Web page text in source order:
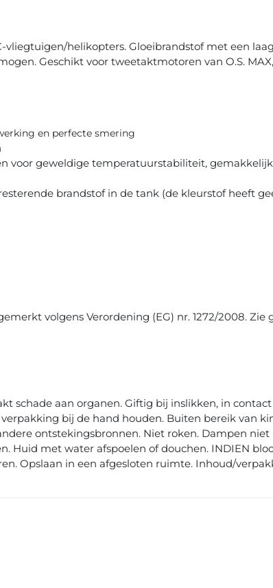
vliegtuigen/helikopters. Gloeibrandstof met een
Geschikt voor tweetaktmotoren van O.S.
en perfecte smering
voor geweldige temperatuurstabiliteit,
brandstof in de tank (de kleurstof heeft
volgens Verordening (EG) nr. 1272/2008.
schade aan organen. Giftig bij inslikken, in
bij de hand houden. Buiten bereik van
ontstekingsbronnen. Niet roken. Dampen
Huid met water afspoelen of douchen. INDIEN
Opslaan in een afgesloten ruimte. Inhoud/